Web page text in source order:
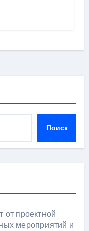
Поиск
от проектной
мероприятий и